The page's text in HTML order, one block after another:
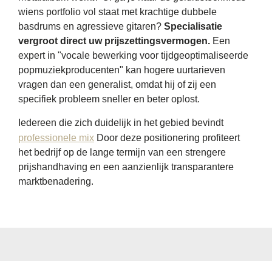
wiens portfolio vol staat met krachtige dubbele
basdrums en agressieve gitaren? Specialisatie
vergroot direct uw prijszettingsvermogen. Een
expert in "vocale bewerking voor tijdgeoptimaliseerde
popmuziekproducenten" kan hogere uurtarieven
vragen dan een generalist, omdat hij of zij een
specifiek probleem sneller en beter oplost.
Iedereen die zich duidelijk in het gebied bevindt
professionele mix Door deze positionering profiteert
het bedrijf op de lange termijn van een strengere
prijshandhaving en een aanzienlijk transparantere
marktbenadering.